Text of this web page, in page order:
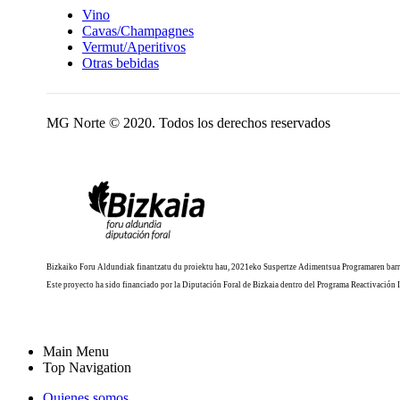
Vino
Cavas/Champagnes
Vermut/Aperitivos
Otras bebidas
MG Norte © 2020. Todos los derechos reservados
Bizkaiko Foru Aldundiak finantzatu du proiektu hau, 2021eko Suspertze Adimentsua Programaren
Este proyecto ha sido financiado por la Diputación Foral de Bizkaia dentro del Programa Reactivación
Main Menu
Top Navigation